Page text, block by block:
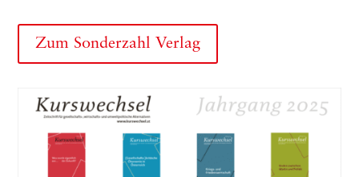
Zum Sonderzahl Verlag